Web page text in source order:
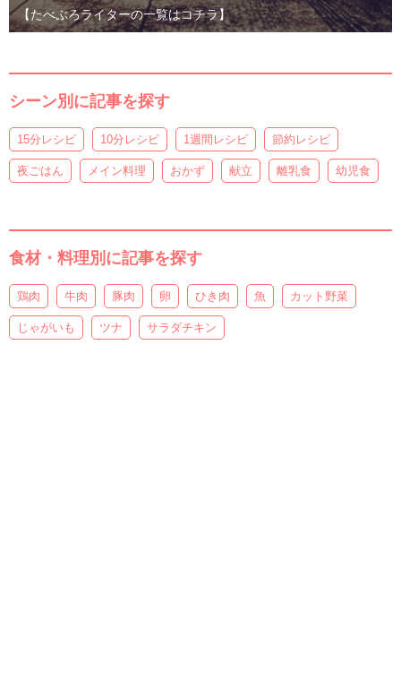
【たべぷろライターの一覧はコチラ】
シーン別に記事を探す
15分レシピ 10分レシピ 1週間レシピ 節約レシピ
夜ごはん メイン料理 おかず 献立 離乳食 幼児食
食材・料理別に記事を探す
鶏肉 牛肉 豚肉 卵 ひき肉 魚 カット野菜
じゃがいも ツナ サラダチキン